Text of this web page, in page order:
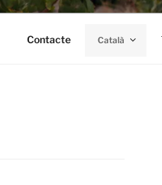
Contacte Català